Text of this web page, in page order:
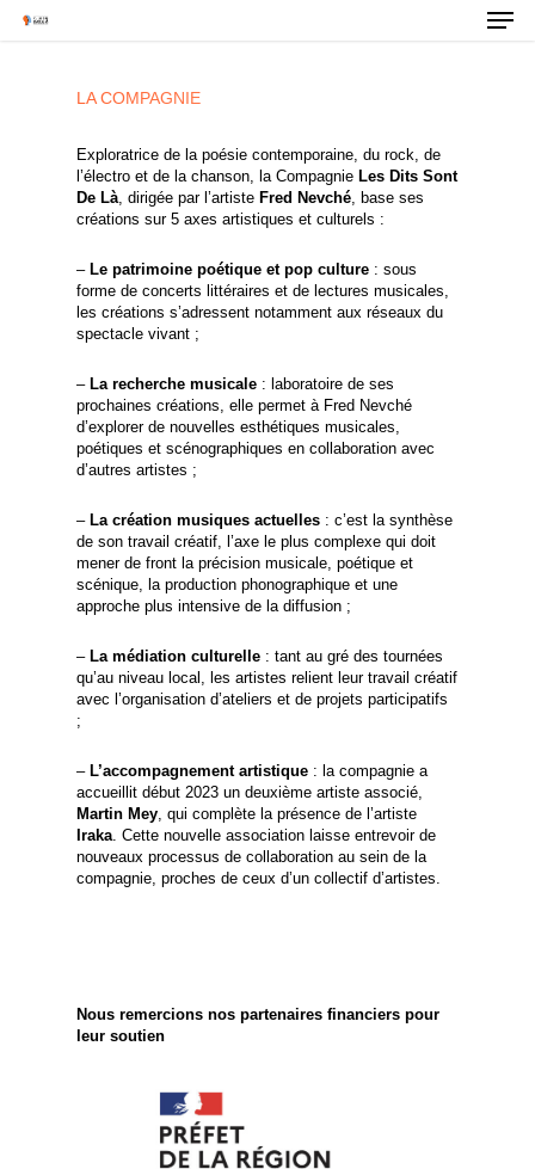
LA COMPAGNIE
Exploratrice de la poésie contemporaine, du rock, de
l’électro et de la chanson, la Compagnie Les Dits Sont
De Là, dirigée par l’artiste Fred Nevché, base ses
créations sur 5 axes artistiques et culturels :
– Le patrimoine poétique et pop culture : sous
forme de concerts littéraires et de lectures musicales,
les créations s’adressent notamment aux réseaux du
spectacle vivant ;
– La recherche musicale : laboratoire de ses
prochaines créations, elle permet à Fred Nevché
d’explorer de nouvelles esthétiques musicales,
poétiques et scénographiques en collaboration avec
d’autres artistes ;
– La création musiques actuelles : c’est la synthèse
de son travail créatif, l’axe le plus complexe qui doit
mener de front la précision musicale, poétique et
scénique, la production phonographique et une
approche plus intensive de la diffusion ;
– La médiation culturelle : tant au gré des tournées
qu’au niveau local, les artistes relient leur travail créatif
avec l’organisation d’ateliers et de projets participatifs
;
–L’accompagnement artistique : la compagnie a
accueillit début 2023 un deuxième artiste associé,
Martin Mey, qui complète la présence de l’artiste
Iraka. Cette nouvelle association laisse entrevoir de
nouveaux processus de collaboration au sein de la
compagnie, proches de ceux d’un collectif d’artistes.
Nous remercions nos partenaires financiers pour
leur soutien